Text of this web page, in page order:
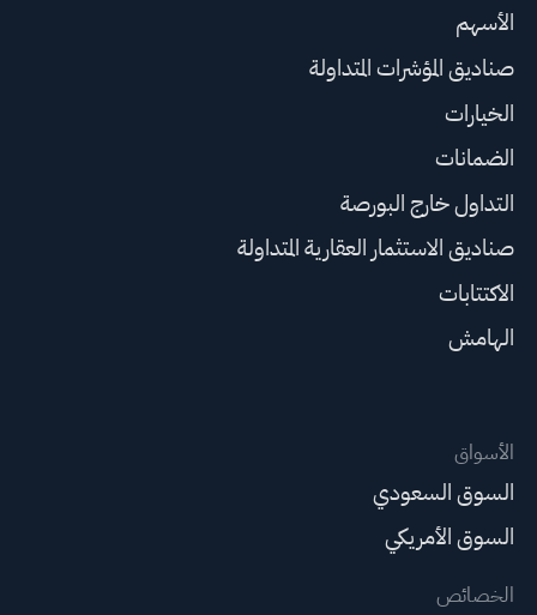
الأسهم
صناديق المؤشرات المتداولة
الخيارات
الضمانات
التداول خارج البورصة
صناديق الاستثمار العقارية المتداولة
الاكتتابات
الهامش
الأسواق
السوق السعودي
السوق الأمريكي
الخصائص